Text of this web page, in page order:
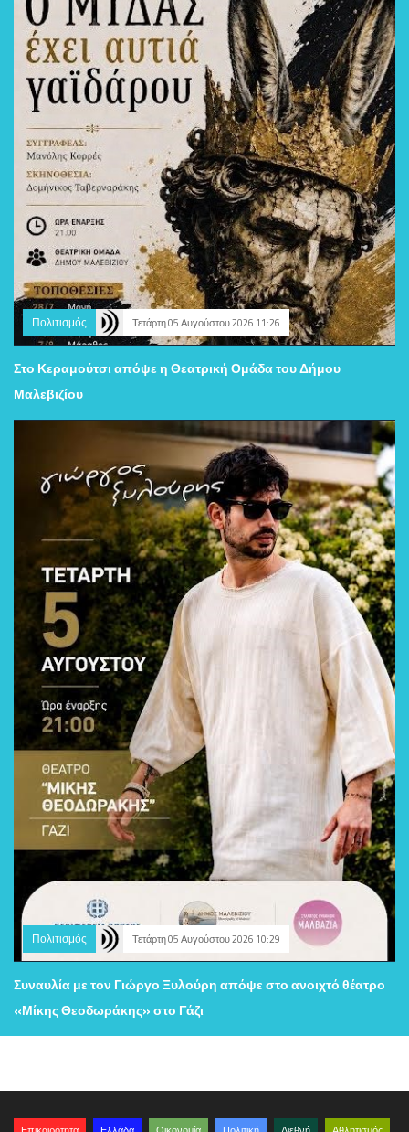
Πολιτισμός Τετάρτη 05 Αυγούστου 2026 11:26
Στο Κεραμούτσι απόψε η Θεατρική Ομάδα του Δήμου
Μαλεβιζίου
Πολιτισμός Τετάρτη 05 Αυγούστου 2026 10:29
Συναυλία με τον Γιώργο Ξυλούρη απόψε στο ανοιχτό θέατρο
«Μίκης Θεοδωράκης» στο Γάζι